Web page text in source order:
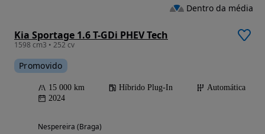
Kia Sportage 1.6 T-GDi PHEV Tech
1598 cm3 • 252 cv
Promovido
15 000 km Híbrido Plug-In
Automática
2024
Nespereira (Braga)
Dentro da média